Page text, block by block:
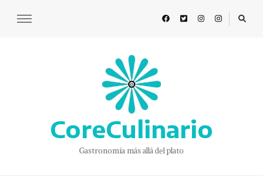
CoreCulinario
Gastronomía más allá del plato